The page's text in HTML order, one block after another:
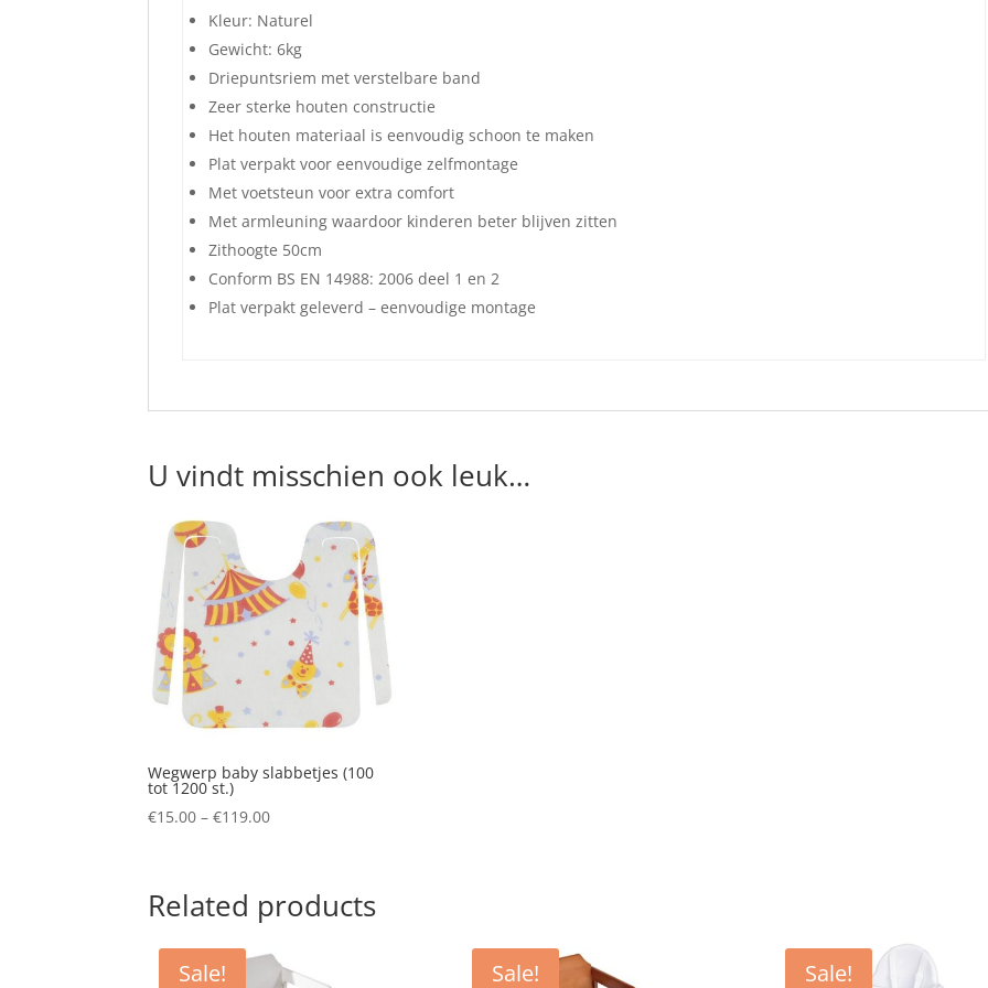
Kleur: Naturel
Gewicht: 6kg
Driepuntsriem met verstelbare band
Zeer sterke houten constructie
Het houten materiaal is eenvoudig schoon te maken
Plat verpakt voor eenvoudige zelfmontage
Met voetsteun voor extra comfort
Met armleuning waardoor kinderen beter blijven zitten
Zithoogte 50cm
Conform BS EN 14988: 2006 deel 1 en 2
Plat verpakt geleverd – eenvoudige montage
U vindt misschien ook leuk…
Wegwerp baby slabbetjes (100
tot 1200 st.)
€15.00 – €119.00Price
through
€119.00
Related products
Sale! Sale! Sale!